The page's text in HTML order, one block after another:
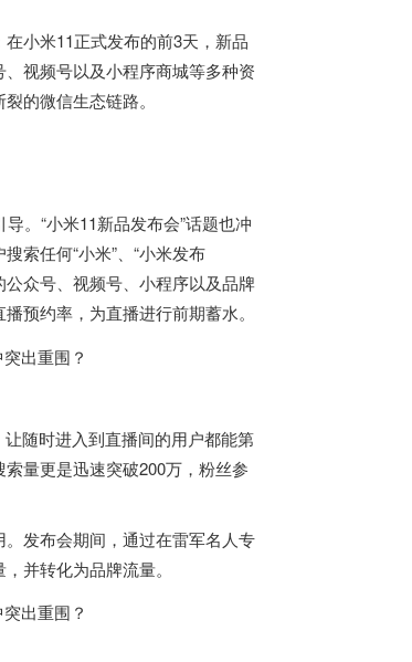
小米11正式发布的前3天，新品
视频号以及小程序商城等多种资
的微信生态链路。
。“小米11新品发布会”话题也冲
索任何“小米”、“小米发布
公众号、视频号、小程序以及品牌
预约率，为直播进行前期蓄水。
随时进入到直播间的用户都能第
量更是迅速突破200万，粉丝参
发布会期间，通过在雷军名人专
并转化为品牌流量。